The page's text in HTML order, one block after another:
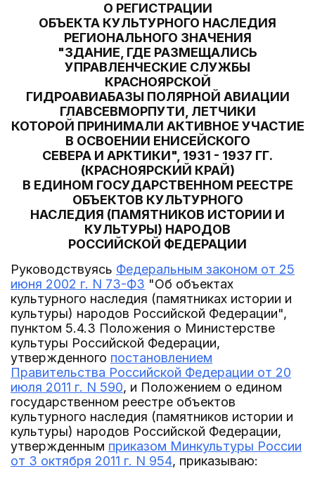
О РЕГИСТРАЦИИ
ОБЪЕКТА КУЛЬТУРНОГО НАСЛЕДИЯ
РЕГИОНАЛЬНОГО ЗНАЧЕНИЯ
"ЗДАНИЕ, ГДЕ РАЗМЕЩАЛИСЬ
УПРАВЛЕНЧЕСКИЕ СЛУЖБЫ
КРАСНОЯРСКОЙ
ГИДРОАВИАБАЗЫ ПОЛЯРНОЙ АВИАЦИИ
ГЛАВСЕВМОРПУТИ, ЛЕТЧИКИ
КОТОРОЙ ПРИНИМАЛИ АКТИВНОЕ УЧАСТИЕ
В ОСВОЕНИИ ЕНИСЕЙСКОГО
СЕВЕРА И АРКТИКИ", 1931 - 1937 ГГ.
(КРАСНОЯРСКИЙ КРАЙ)
В ЕДИНОМ ГОСУДАРСТВЕННОМ РЕЕСТРЕ
ОБЪЕКТОВ КУЛЬТУРНОГО
НАСЛЕДИЯ (ПАМЯТНИКОВ ИСТОРИИ И
КУЛЬТУРЫ) НАРОДОВ
РОССИЙСКОЙ ФЕДЕРАЦИИ
Руководствуясь Федеральным законом от 25
июня 2002 г. N 73-ФЗ "Об объектах
культурного наследия (памятниках истории и
культуры) народов Российской Федерации",
пунктом 5.4.3 Положения о Министерстве
культуры Российской Федерации,
утвержденного постановлением
Правительства Российской Федерации от 20
июля 2011 г. N 590, и Положением о едином
государственном реестре объектов
культурного наследия (памятников истории и
культуры) народов Российской Федерации,
утвержденным приказом Минкультуры России
от 3 октября 2011 г. N 954, приказываю: